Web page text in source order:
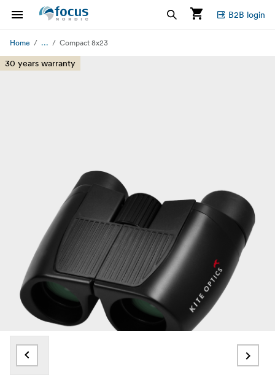
B2B login
Home ... Compact 8x23
30 years warranty